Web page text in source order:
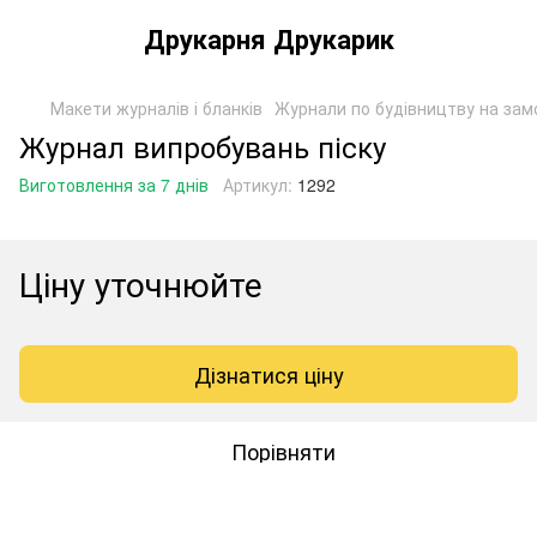
Друкарня Друкарик
Макети журналів і бланків Журнали по будівництву на
Журнал випробувань піску
Виготовлення за 7 днів Артикул: 1292
Ціну уточнюйте
Дізнатися ціну
Порівняти